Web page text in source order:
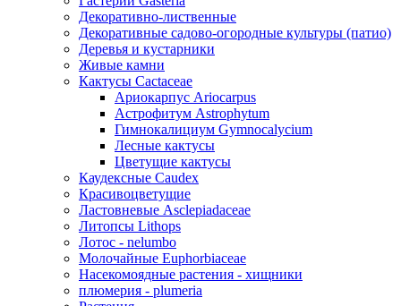
Декоративно-лиственные
Декоративные садово-огородные культуры (патио)
Деревья и кустарники
Живые камни
Кактусы Cactaceae
Ариокарпус Ariocarpus
Астрофитум Astrophytum
Гимнокалициум Gymnocalycium
Лесные кактусы
Цветущие кактусы
Каудексные Caudex
Красивоцветущие
Ластовневые Asclepiadaceae
Литопсы Lithops
Лотос - nelumbo
Молочайные Euphorbiaceae
Насекомоядные растения - хищники
плюмерия - plumeria